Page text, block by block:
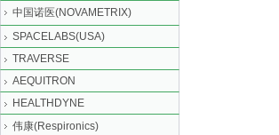
中国诺医(NOVAMETRIX)
SPACELABS(USA)
TRAVERSE
AEQUITRON
HEALTHDYNE
伟康(Respironics)